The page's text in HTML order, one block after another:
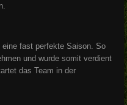
fast perfekte Saison. So
und wurde somit verdient
das Team in der